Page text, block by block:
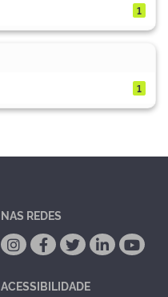
1
1
NAS REDES
ACESSIBILIDADE